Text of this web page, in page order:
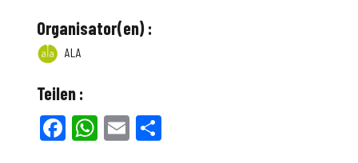
Organisator(en) :
ALA
Teilen :
Facebook
WhatsApp
Email